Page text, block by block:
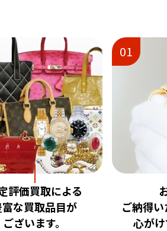
お客様に
いただける査定を
がけております。
02
安
いただ
目指